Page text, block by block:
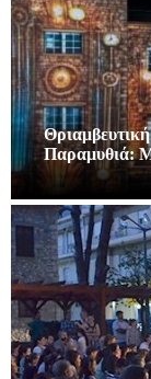
Παραμυθιά: